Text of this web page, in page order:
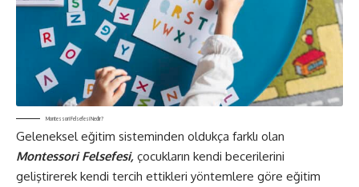
Montessori Felsefesi Nedir?
Geleneksel eğitim sisteminden oldukça farklı olan
Montessori Felsefesi, çocukların kendi becerilerini
geliştirerek kendi tercih ettikleri yöntemlere göre eğitim